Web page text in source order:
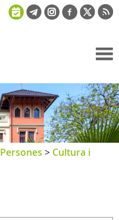
> Cultura i